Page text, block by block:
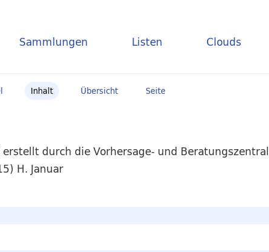
Sammlungen Listen Clouds
Inhalt Übersicht Seite
durch die Vorhersage- und
H. Januar